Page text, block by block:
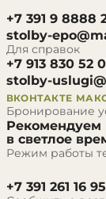
+7 391 9 8888
stolby-
Для справок
+7 913 830 52
stolby-
ВКОНТАКТЕ
Бронирование
Рекомендуем
в светлое
Режим работы
+7 391 261 16 95